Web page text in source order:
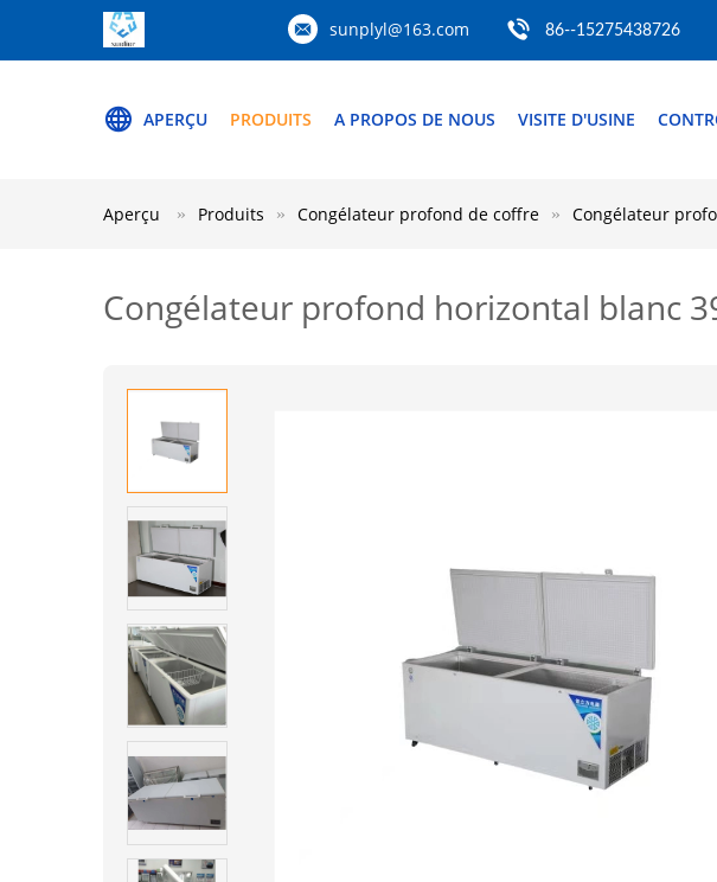
sunplyl@163.com 86--15275438726
APERÇU PRODUITS A PROPOS DE NOUS VISITE D'USINE
Aperçu Produits Congélateur profond de coffre Congélateur
Congélateur profond horizontal blanc